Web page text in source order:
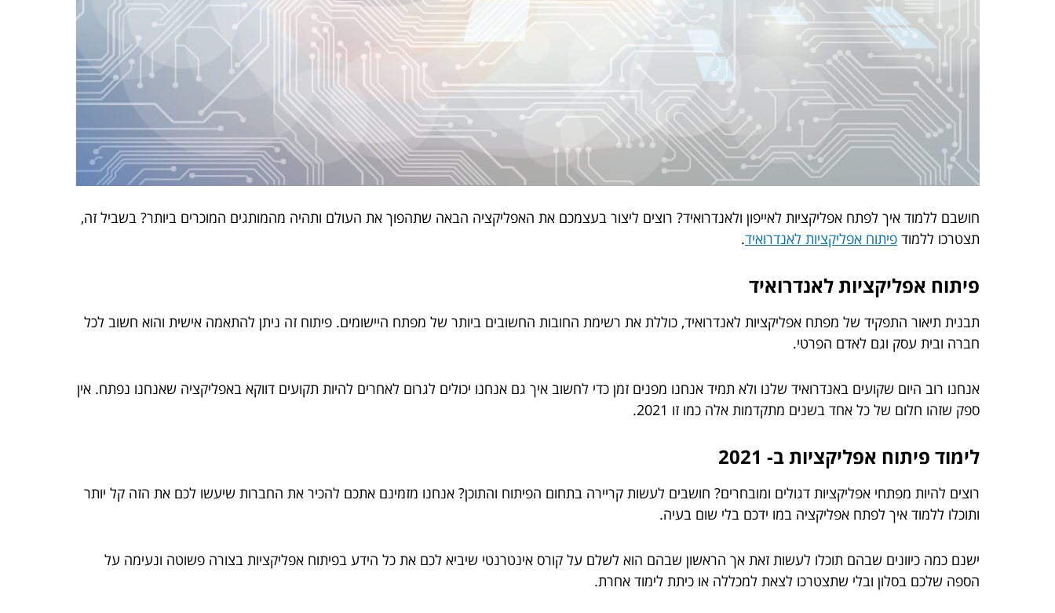
חושבם ללמוד איך לפתח אפליקציות לאייפון ולאנדרואיד? רוצים ליצור בעצמכם את האפליקציה הבאה שתהפוך את העולם ותהיה מהמותגים המוכרים ביותר? בשביל זה,
תצטרכו ללמוד פיתוח אפליקציות לאנדרואיד.
פיתוח אפליקציות לאנדרואיד
תבנית תיאור התפקיד של מפתח אפליקציות לאנדרואיד, כוללת את רשימת החובות החשובים ביותר של מפתח היישומים. פיתוח זה ניתן להתאמה אישית והוא חשוב לכל
חברה ובית עסק וגם לאדם הפרטי.
אנחנו רוב היום שקועים באנדרואיד שלנו ולא תמיד אנחנו מפנים זמן כדי לחשוב איך גם אנחנו יכולים לגרום לאחרים להיות תקועים דווקא באפליקציה שאנחנו נפתח. אין
ספק שזהו חלום של כל אחד בשנים מתקדמות אלה כמו זו 2021.
לימוד פיתוח אפליקציות ב- 2021
רוצים להיות מפתחי אפליקציות דגולים ומובחרים? חושבים לעשות קריירה בתחום הפיתוח והתוכן? אנחנו מזמינם אתכם להכיר את החברות שיעשו לכם את הזה קל יותר
ותוכלו ללמוד איך לפתח אפליקציה במו ידכם בלי שום בעיה.
ישנם כמה כיוונים שבהם תוכלו לעשות זאת אך הראשון שבהם הוא לשלם על קורס אינטרנטי שיביא לכם את כל הידע בפיתוח אפליקציות בצורה פשוטה ונעימה על
הספה שלכם בסלון ובלי שתצטרכו לצאת למכללה או כיתת לימוד אחרת.